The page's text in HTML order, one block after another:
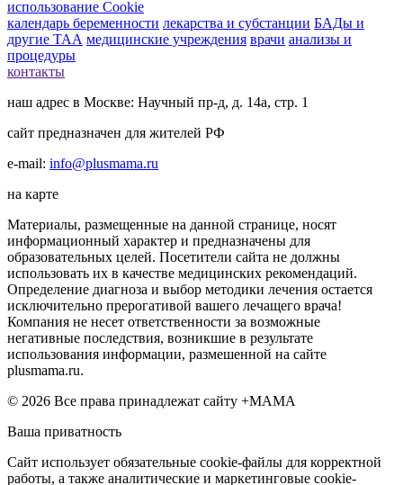
использование Cookie
календарь беременности лекарства и субстанции БАДы и
другие ТАА медицинские учреждения врачи анализы и
процедуры
контакты
наш адрес в Москве: Научный пр-д, д. 14а, стр. 1
сайт предназначен для жителей РФ
e-mail: info@plusmama.ru
на карте
Материалы, размещенные на данной странице, носят
информационный характер и предназначены для
образовательных целей. Посетители сайта не должны
использовать их в качестве медицинских рекомендаций.
Определение диагноза и выбор методики лечения остается
исключительно прерогативой вашего лечащего врача!
Компания не несет ответственности за возможные
негативные последствия, возникшие в результате
использования информации, размешенной на сайте
plusmama.ru.
© 2026 Все права принадлежат сайту +МАМА
Ваша приватность
Сайт использует обязательные cookie-файлы для корректной
работы, а также аналитические и маркетинговые cookie-